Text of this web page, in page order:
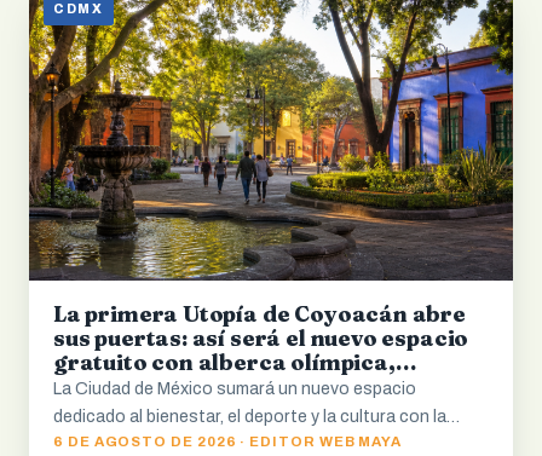
CDMX
La primera Utopía de Coyoacán abre
sus puertas: así será el nuevo espacio
gratuito con alberca olímpica,
servicios médicos y cultura
La Ciudad de México sumará un nuevo espacio
dedicado al bienestar, el deporte y la cultura con la…
6 DE AGOSTO DE 2026 · EDITOR WEB MAYA